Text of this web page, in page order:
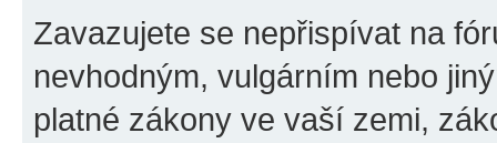
Zavazujete se nepřispívat na
nevhodným, vulgárním nebo
platné zákony ve vaší zemi,